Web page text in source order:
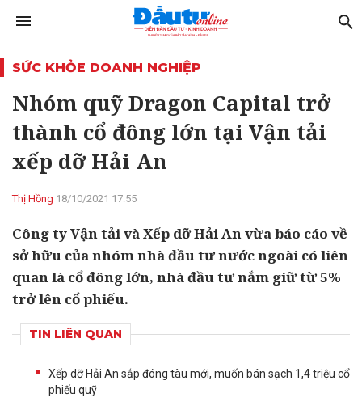
SỨC KHỎE DOANH NGHIỆP
Nhóm quỹ Dragon Capital trở
thành cổ đông lớn tại Vận tải
xếp dỡ Hải An
Thị Hồng 18/10/2021 17:55
Công ty Vận tải và Xếp dỡ Hải An vừa báo cáo về
sở hữu của nhóm nhà đầu tư nước ngoài có liên
quan là cổ đông lớn, nhà đầu tư nắm giữ từ 5%
trở lên cổ phiếu.
TIN LIÊN QUAN
Xếp dỡ Hải An sắp đóng tàu mới, muốn bán sạch 1,4 triệu cổ
phiếu quỹ